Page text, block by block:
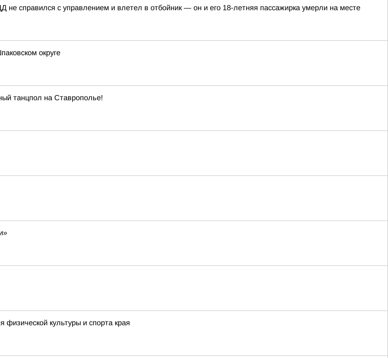
справился с управлением и влетел в отбойник — он и его 18-летняя пассажирка умерли на месте
округе
танцпол на Ставрополье!
культуры и спорта края